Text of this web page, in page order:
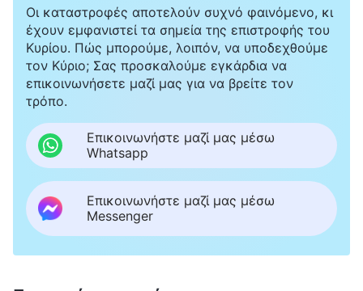
είσαι προετοιμασμένος να καταραστείς την
ίδια σου τη σάρκα αντί να κάνεις παράπονα
εναντίον Του. Όταν βρίσκεσαι αντιμέτωπος
με δοκιμασίες, πρέπει να ικανοποιείς τον
Θεό, παρόλο που μπορεί να κλαις πικρά ή να
διστάζεις να αποχωριστείς κάποιο
αγαπημένο σου αντικείμενο. Αυτή μόνο είναι
αληθινή αγάπη και πίστη
» («Ο Λόγος», τόμ. 1: «Η
εμφάνιση και το έργο του Θεού», Όσοι πρόκειται να
Οι καταστροφές αποτελούν συχνό φαινόμενο, κι
έχουν εμφανιστεί τα σημεία της επιστροφής του
Κυρίου. Πώς μπορούμε, λοιπόν, να υποδεχθούμε
τον Κύριο; Σας προσκαλούμε εγκάρδια να
επικοινωνήσετε μαζί μας για να βρείτε τον
τρόπο.
Επικοινωνήστε μαζί μας μέσω
Whatsapp
Επικοινωνήστε μαζί μας μέσω
Messenger